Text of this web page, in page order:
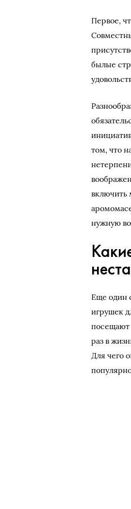
Первое,
былые
том, что
включить
нужную
Еще один
игрушек
посещают
раз в
Для чего